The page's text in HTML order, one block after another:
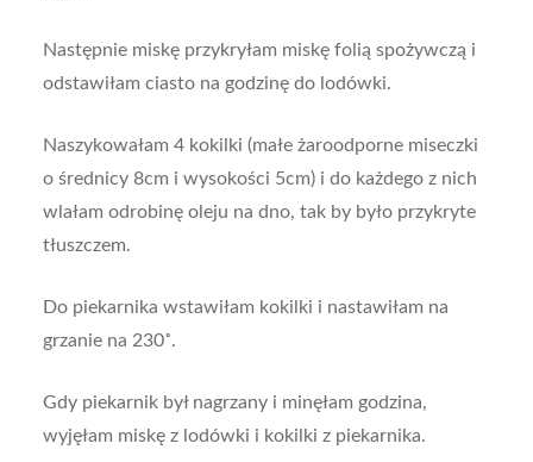
Następnie miskę przykryłam miskę folią spożywczą i
odstawiłam ciasto na godzinę do lodówki.
Naszykowałam 4 kokilki (małe żaroodporne miseczki
o średnicy 8cm i wysokości 5cm) i do każdego z nich
wlałam odrobinę oleju na dno, tak by było przykryte
tłuszczem.
Do piekarnika wstawiłam kokilki i nastawiłam na
grzanie na 230˚.
Gdy piekarnik był nagrzany i minęłam godzina,
wyjęłam miskę z lodówki i kokilki z piekarnika.